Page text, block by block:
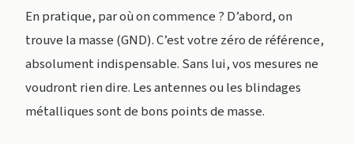
En pratique, par où on commence ? D’abord, on
trouve la masse (GND). C’est votre zéro de référence,
absolument indispensable. Sans lui, vos mesures ne
voudront rien dire. Les antennes ou les blindages
métalliques sont de bons points de masse.